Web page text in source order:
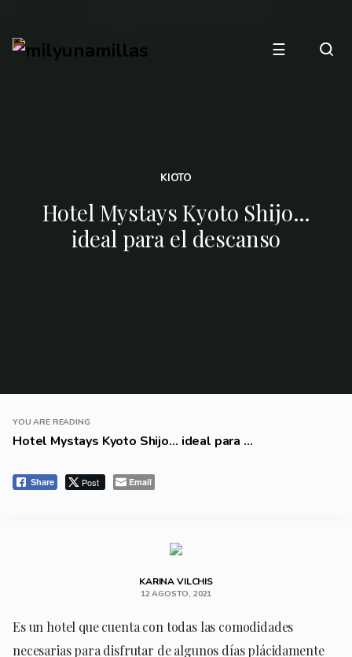
☰
KIOTO
Hotel Mystays Kyoto Shijo…
ideal para el descanso
YOU ARE READING
Hotel Mystays Kyoto Shijo… ideal para ...
Share Post Email
KARINA VILCHIS
12 AGOSTO, 2021
Es un hotel que cuenta con todas las comodidades
necesarias para disfrutar de algunos días plácidamente